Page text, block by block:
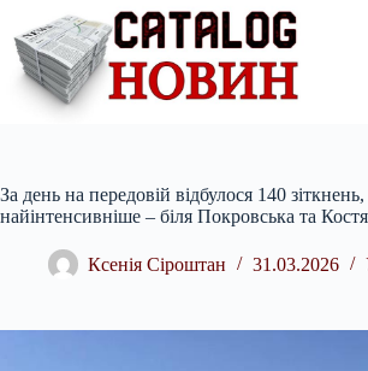
вмісту
За день на передовій відбулося 140 зіткнень,
найінтенсивніше – біля Покровська та
Ксенія Сіроштан 31.03.2026